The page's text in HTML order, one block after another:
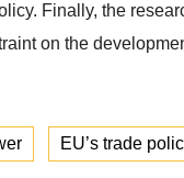
Finally, the
on the
EU’s trade